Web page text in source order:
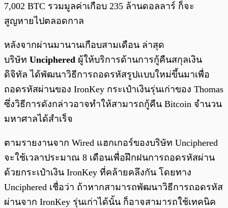
7,002 BTC รวมมูลค่าเกือบ 235 ล้านดอลลาร์ ก็จะ
สูญหายไปตลอดกาล
หลังจากผ่านมานานเกือบสามเดือน ล่าสุด
บริษัท Unciphered ผู้ให้บริการด้านการกู้คืนสกุลเงิน
ดิจิทัล ได้พัฒนาวิธีการถอดรหัสรูปแบบใหม่ขึ้นมาเพื่อ
ถอดรหัสผ่านของ IronKey กระเป๋าเงินรุ่นเก่าของ Thomas
ซึ่งวิธีการดังกล่าวอาจทำให้สามารถกู้คืน Bitcoin จำนวน
มหาศาลได้สำเร็จ
ตามรายงานจาก Wired แฮกเกอร์ของบริษัท Unciphered
จะใช้เวลาประมาณ 8 เดือนเพื่อฝึกฝนการถอดรหัสผ่าน
ด้วยกระเป๋าเงิน IronKey ที่คล้ายคลึงกัน โดยทาง
Unciphered เชื่อว่า ถ้าหากสามารถพัฒนาวิธีการถอดรหัส
ผ่านจาก IronKey รุ่นเก่าได้นั้น ก็อาจสามารถใช้เทคนิค